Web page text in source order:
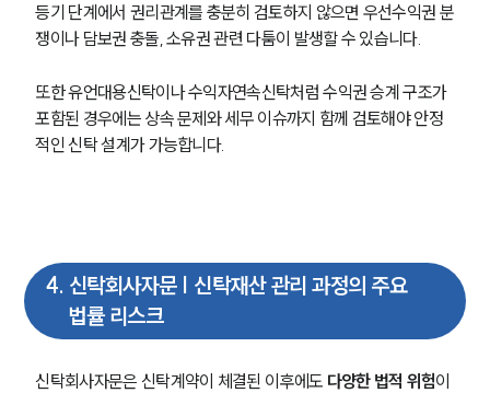
등기 단계에서 권리관계를 충분히 검토하지 않으면 우선수익권 분
쟁이나 담보권 충돌, 소유권 관련 다툼이 발생할 수 있습니다.
또한 유언대용신탁이나 수익자연속신탁처럼 수익권 승계 구조가
포함된 경우에는 상속 문제와 세무 이슈까지 함께 검토해야 안정
적인 신탁 설계가 가능합니다.
4. 신탁회사자문 | 신탁재산 관리 과정의 주요
법률 리스크
신탁회사자문은 신탁계약이 체결된 이후에도 다양한 법적 위험이